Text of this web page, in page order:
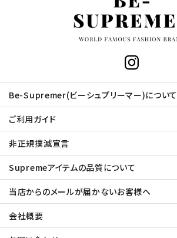
Be-Supremer(ビーシュプリーマー)について
ご利用ガイド
非正規撲滅宣言
Supremeアイテムの品質について
当店からのメールが届かないお客様へ
会社概要